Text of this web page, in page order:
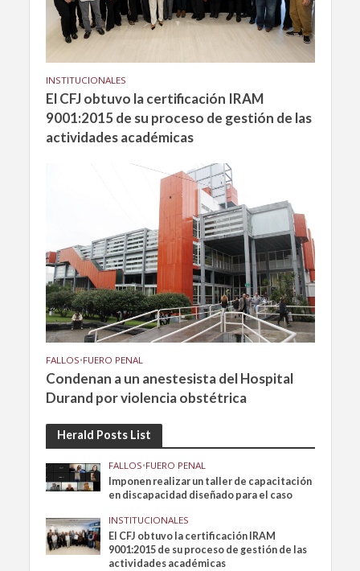
INSTITUCIONALES
El CFJ obtuvo la certificación IRAM
9001:2015 de su proceso de gestión de las
actividades académicas
FALLOS•FUERO PENAL
Condenan a un anestesista del Hospital
Durand por violencia obstétrica
Herald Posts List
FALLOS•FUERO PENAL
Imponen realizar un taller de capacitación
en discapacidad diseñado para el caso
INSTITUCIONALES
El CFJ obtuvo la certificación IRAM
9001:2015 de su proceso de gestión de las
actividades académicas